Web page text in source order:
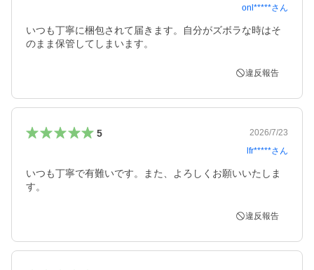
onl*****さん
いつも丁寧に梱包されて届きます。自分がズボラな時はそ
のまま保管してしまいます。
違反報告
5
2026/7/23
lfr*****さん
いつも丁寧で有難いです。また、よろしくお願いいたしま
す。
違反報告